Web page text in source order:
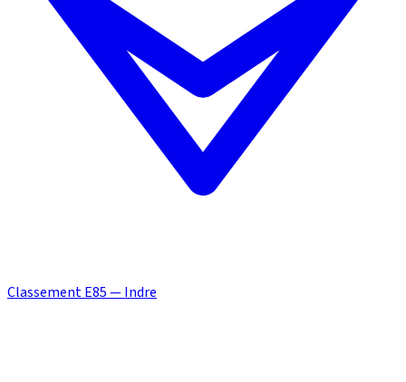
Classement E85 — Indre